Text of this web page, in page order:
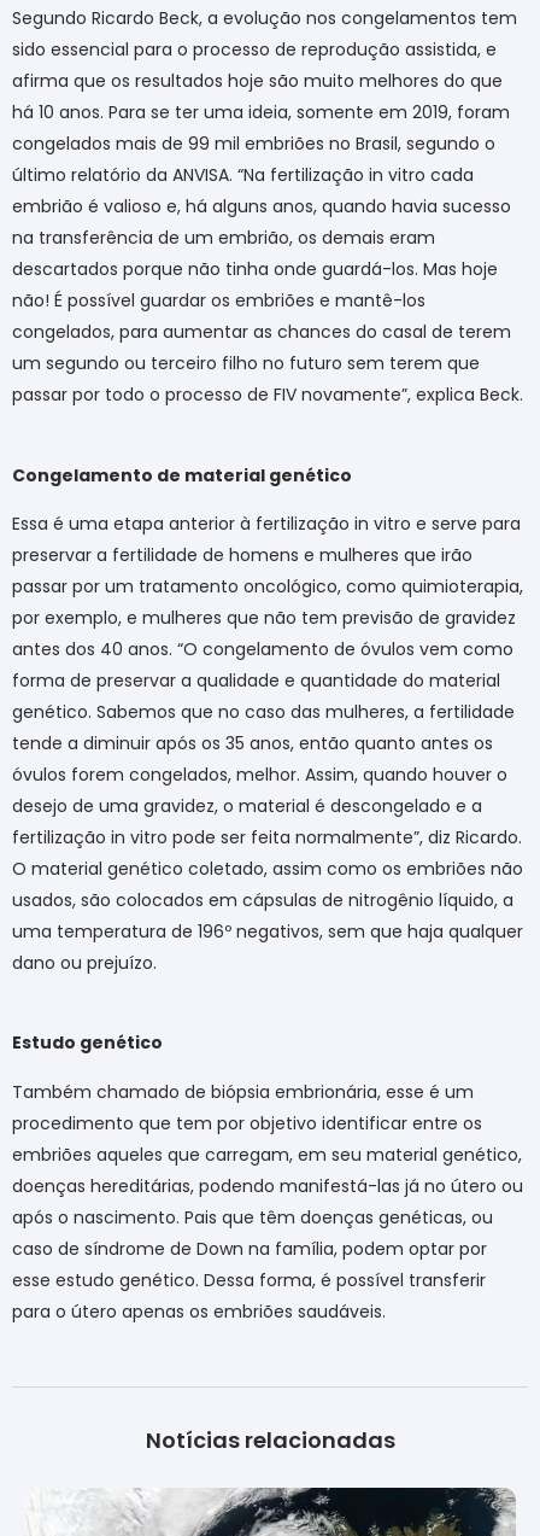
Segundo Ricardo Beck, a evolução nos congelamentos tem
sido essencial para o processo de reprodução assistida, e
afirma que os resultados hoje são muito melhores do que
há 10 anos. Para se ter uma ideia, somente em 2019, foram
congelados mais de 99 mil embriões no Brasil, segundo o
último relatório da ANVISA. “Na fertilização in vitro cada
embrião é valioso e, há alguns anos, quando havia sucesso
na transferência de um embrião, os demais eram
descartados porque não tinha onde guardá-los. Mas hoje
não! É possível guardar os embriões e mantê-los
congelados, para aumentar as chances do casal de terem
um segundo ou terceiro filho no futuro sem terem que
passar por todo o processo de FIV novamente”, explica Beck.
Congelamento de material genético
Essa é uma etapa anterior à fertilização in vitro e serve para
preservar a fertilidade de homens e mulheres que irão
passar por um tratamento oncológico, como quimioterapia,
por exemplo, e mulheres que não tem previsão de gravidez
antes dos 40 anos. “O congelamento de óvulos vem como
forma de preservar a qualidade e quantidade do material
genético. Sabemos que no caso das mulheres, a fertilidade
tende a diminuir após os 35 anos, então quanto antes os
óvulos forem congelados, melhor. Assim, quando houver o
desejo de uma gravidez, o material é descongelado e a
fertilização in vitro pode ser feita normalmente”, diz Ricardo.
O material genético coletado, assim como os embriões não
usados, são colocados em cápsulas de nitrogênio líquido, a
uma temperatura de 196º negativos, sem que haja qualquer
dano ou prejuízo.
Estudo genético
Também chamado de biópsia embrionária, esse é um
procedimento que tem por objetivo identificar entre os
embriões aqueles que carregam, em seu material genético,
doenças hereditárias, podendo manifestá-las já no útero ou
após o nascimento. Pais que têm doenças genéticas, ou
caso de síndrome de Down na família, podem optar por
esse estudo genético. Dessa forma, é possível transferir
para o útero apenas os embriões saudáveis.
Notícias relacionadas